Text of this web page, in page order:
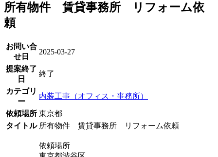
所有物件 賃貸事務所 リフォーム依
頼
お問い合
せ日
2025-03-27
提案終了
日
終了
カテゴリ
ー
内装工事（オフィス・事務所）
依頼場所 東京都
タイトル 所有物件 賃貸事務所 リフォーム依頼
依頼場所